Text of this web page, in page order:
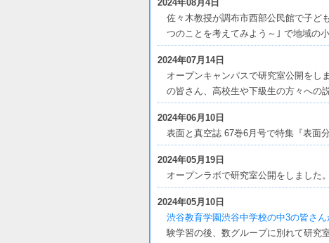
2024年08月4日
佐々木教授が調布市西部公民館で子ど
つのことを考えてみよう～｣ で地域の
2024年07月14日
オープンキャンパスで研究室公開をし
の皆さん、高校生や下級生の方々への
2024年06月10日
表面と真空誌 67巻6月号で特集『表面
2024年05月19日
オープンラボで研究室公開をしました。
2024年05月10日
渋谷教育学園渋谷中学校の中3の皆さ
験学習の後、数グループに別れて研究